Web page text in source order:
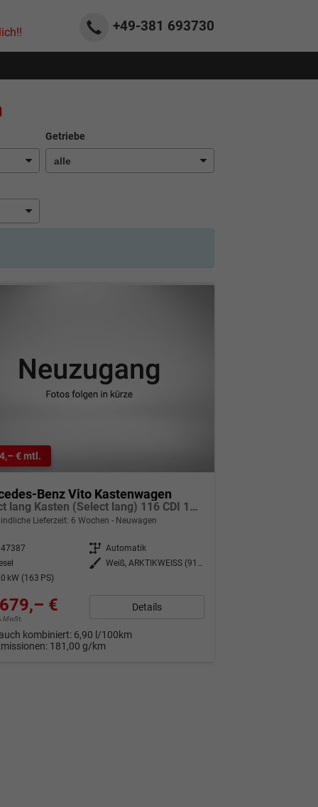
+49-381 693730
Getriebe
€ mtl.
Benz Vito Kastenwagen
Select lang Kasten (Select lang) 116 CDI 120kW (163 PS) 9G-Tronic
Lieferzeit: 6 Wochen Neuwagen
Getriebe Automatik
Außenfarbe
Weiß, ARKTIKWEISS (9147)
kW (163 PS)
€
MwSt.
Details
kombiniert: 6,90 l/100km
181,00 g/km